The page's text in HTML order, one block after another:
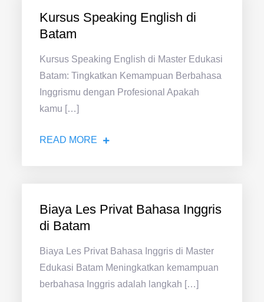
Kursus Speaking English di
Batam
Kursus Speaking English di Master Edukasi
Batam: Tingkatkan Kemampuan Berbahasa
Inggrismu dengan Profesional Apakah
kamu […]
READ MORE
Biaya Les Privat Bahasa Inggris
di Batam
Biaya Les Privat Bahasa Inggris di Master
Edukasi Batam Meningkatkan kemampuan
berbahasa Inggris adalah langkah […]